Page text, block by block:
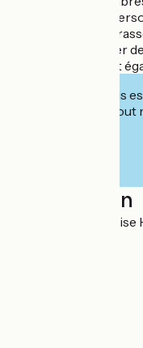
recevoir 7 OU 8
Un jardin avec
jardin pour profiter
parking privé sont
Interested in this
to book or find out
Localisation
15, RueJean et